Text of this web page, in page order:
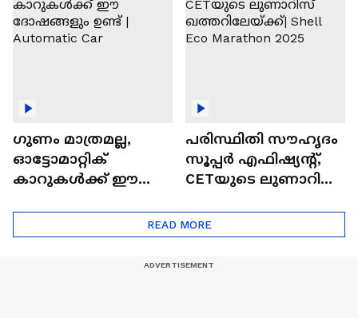
ഗുണം മാത്രമല്ല,
ഓട്ടോമാറ്റിക്
കാറുകൾക്ക് ഈ
പരിസ്ഥിതി സൗഹൃദം
സൂപ്പർ എഫിഷ്യന്റ്,
CETയുടെ ലുണാറിസ്
Eco Marathon 2025
READ MORE